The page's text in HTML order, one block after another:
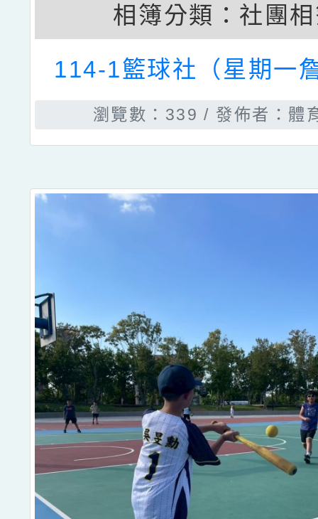
相簿分類： 社團
114-1籃球社（星期一
瀏覽數：339 發佈者：體